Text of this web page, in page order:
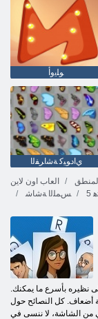
ﻮﻠﻳﻭﺃ
ﻱﺍﺩﻮﻴﻛ ﺔﺷﺍﺮﻔﻟﺍ
العاب اون لاين
ﺲﻤﻠﻟﺍ ﺔﺷﺎﺷ
نظيره بأسرع ما يمكنك.
أضعاف. كل النصائح حول
من الشاشة، لا ننسى في